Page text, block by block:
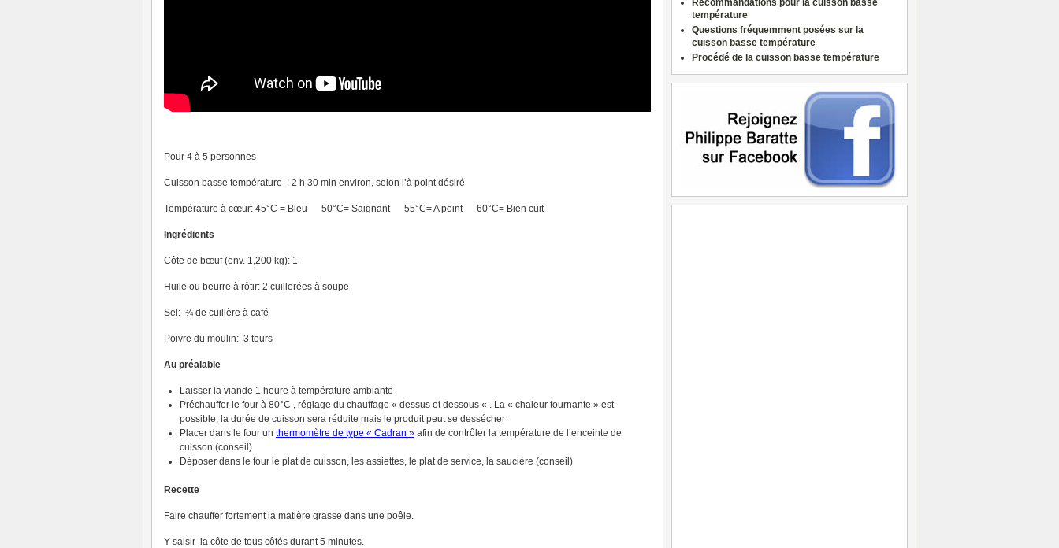
Pour 4 à 5 personnes
Cuisson basse température : 2 h 30 min environ, selon l’à point désiré
Température à cœur: 45°C = Bleu 50°C= Saignant 55°C= A point 60°C= Bien cuit
Ingrédients
Côte de bœuf (env. 1,200 kg): 1
Huile ou beurre à rôtir: 2 cuillerées à soupe
Sel: ¾ de cuillère à café
Poivre du moulin: 3 tours
Au préalable
Laisser la viande 1 heure à température ambiante
Préchauffer le four à 80°C , réglage du chauffage « dessus et dessous « . La « chaleur tournante » est
possible, la durée de cuisson sera réduite mais le produit peut se dessécher
Placer dans le four un thermomètre de type « Cadran » afin de contrôler la température de l’enceinte de
cuisson (conseil)
Déposer dans le four le plat de cuisson, les assiettes, le plat de service, la saucière (conseil)
Recette
Faire chauffer fortement la matière grasse dans une poêle.
Y saisir la côte de tous côtés durant 5 minutes.
Recommandations pour la cuisson basse
température
Questions fréquemment posées sur la
cuisson basse température
Procédé de la cuisson basse température